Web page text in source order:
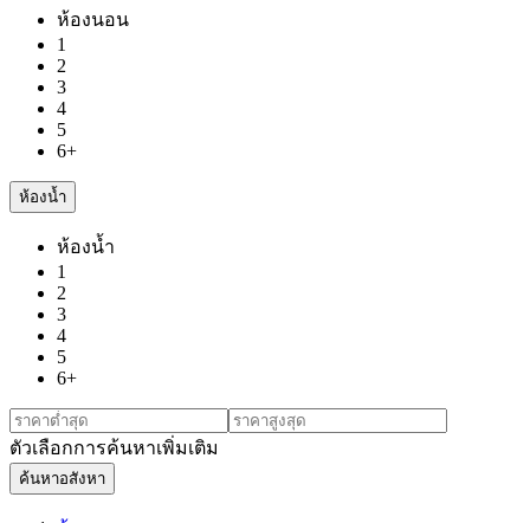
ห้องนอน
1
2
3
4
5
6+
ห้องน้ำ
ห้องน้ำ
1
2
3
4
5
6+
ตัวเลือกการค้นหาเพิ่มเติม
ค้นหาอสังหา